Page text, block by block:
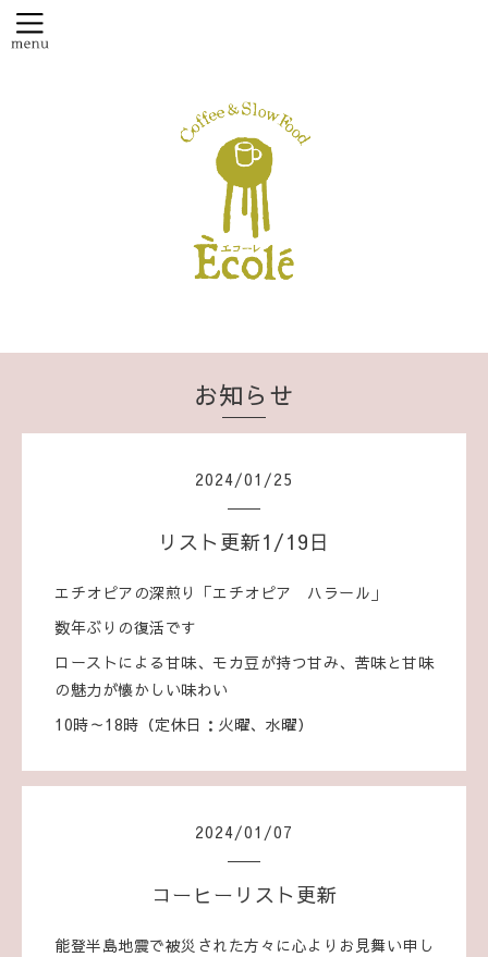
お知らせ
2024/01 /25
リスト更新1/19日
エチオピアの深煎り「エチオピア ハラール」
数年ぶりの復活です
ローストによる甘味、モカ豆が持つ甘み、苦味と甘味
の魅力が懐かしい味わい
10時～18時（定休日：火曜、水曜）
2024/01 /07
コーヒーリスト更新
能登半島地震で被災された方々に心よりお見舞い申し